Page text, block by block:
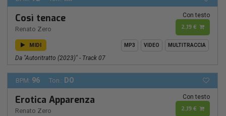
Così tenace
Renato Zero
Con testo
2,19 €
MIDI MP3 VIDEO MULTITRACCIA
Da "Autoritratto (2023)" - Track 07
BPM: 96 Ton.: DO
Erotica Apparenza
Renato Zero
Con testo
2,19 €